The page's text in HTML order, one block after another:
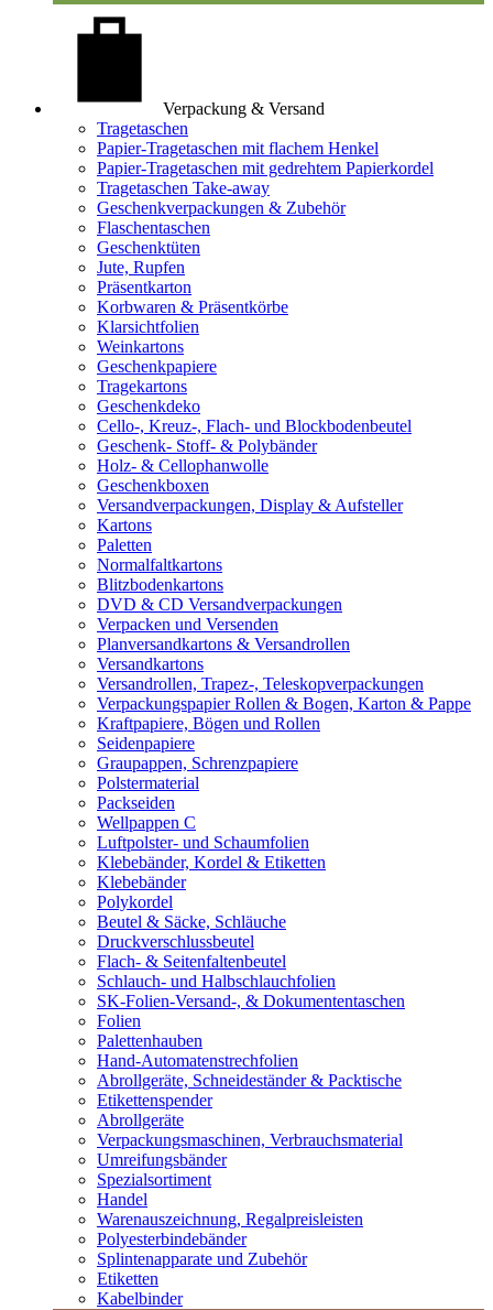
Verpackung & Versand
Tragetaschen
Papier-Tragetaschen mit flachem Henkel
Papier-Tragetaschen mit gedrehtem Papierkordel
Tragetaschen Take-away
Geschenkverpackungen & Zubehör
Flaschentaschen
Geschenktüten
Jute, Rupfen
Präsentkarton
Korbwaren & Präsentkörbe
Klarsichtfolien
Weinkartons
Geschenkpapiere
Tragekartons
Geschenkdeko
Cello-, Kreuz-, Flach- und Blockbodenbeutel
Geschenk- Stoff- & Polybänder
Holz- & Cellophanwolle
Geschenkboxen
Versandverpackungen, Display & Aufsteller
Kartons
Paletten
Normalfaltkartons
Blitzbodenkartons
DVD & CD Versandverpackungen
Verpacken und Versenden
Planversandkartons & Versandrollen
Versandkartons
Versandrollen, Trapez-, Teleskopverpackungen
Verpackungspapier Rollen & Bogen, Karton & Pappe
Kraftpapiere, Bögen und Rollen
Seidenpapiere
Graupappen, Schrenzpapiere
Polstermaterial
Packseiden
Wellpappen C
Luftpolster- und Schaumfolien
Klebebänder, Kordel & Etiketten
Klebebänder
Polykordel
Beutel & Säcke, Schläuche
Druckverschlussbeutel
Flach- & Seitenfaltenbeutel
Schlauch- und Halbschlauchfolien
SK-Folien-Versand-, & Dokumententaschen
Folien
Palettenhauben
Hand-Automatenstrechfolien
Abrollgeräte, Schneideständer & Packtische
Etikettenspender
Abrollgeräte
Verpackungsmaschinen, Verbrauchsmaterial
Umreifungsbänder
Spezialsortiment
Handel
Warenauszeichnung, Regalpreisleisten
Polyesterbindebänder
Splintenapparate und Zubehör
Etiketten
Kabelbinder